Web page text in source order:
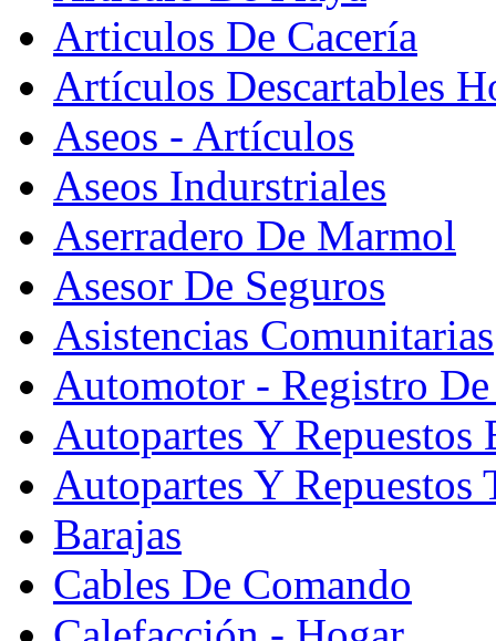
Articulos De Cacería
Artículos Descartables
Aseos - Artículos
Aseos Indurstriales
Aserradero De Marmol
Asesor De Seguros
Asistencias Comunitarias
Automotor - Registro
Autopartes Y Repuestos
Autopartes Y Repuestos
Barajas
Cables De Comando